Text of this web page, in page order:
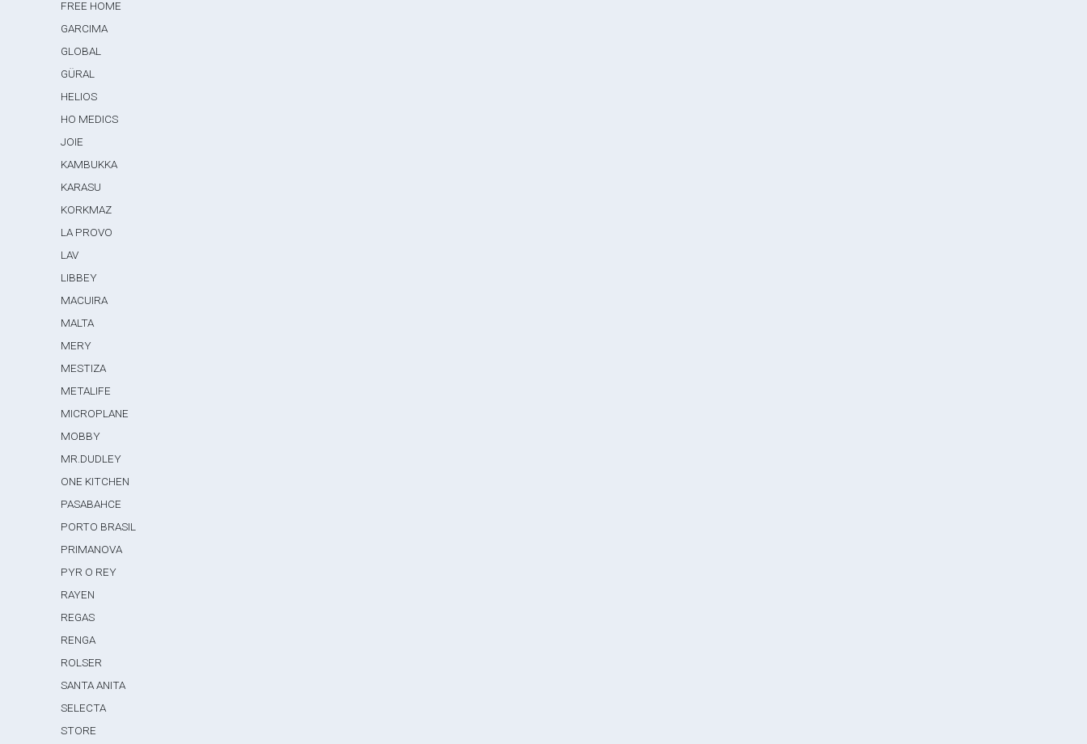
FREE HOME
GARCIMA
GLOBAL
GÜRAL
HELIOS
HO MEDICS
JOIE
KAMBUKKA
KARASU
KORKMAZ
LA PROVO
LAV
LIBBEY
MACUIRA
MALTA
MERY
MESTIZA
METALIFE
MICROPLANE
MOBBY
MR.DUDLEY
ONE KITCHEN
PASABAHCE
PORTO BRASIL
PRIMANOVA
PYR O REY
RAYEN
REGAS
RENGA
ROLSER
SANTA ANITA
SELECTA
STORE